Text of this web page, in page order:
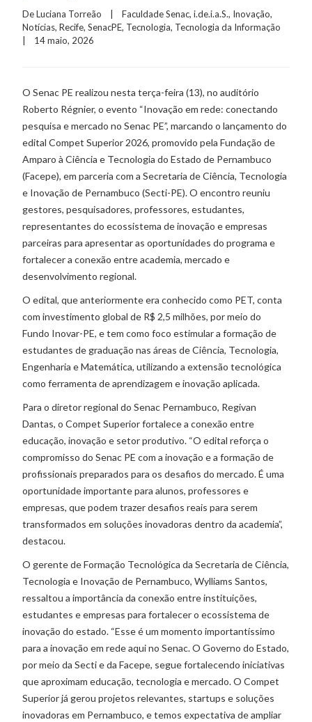
De Luciana Torreão
    |
Faculdade Senac, i.de.i.a.S., Inovação
Notícias, Recife, SenacPE, Tecnologia, Tecnologia da Informação
|    14 maio, 2026
O Senac PE realizou nesta terça-feira (13), no auditório
Roberto Régnier, o evento “Inovação em rede: conectando
pesquisa e mercado no Senac PE”, marcando o lançamento do
edital Compet Superior 2026, promovido pela Fundação de
Amparo à Ciência e Tecnologia do Estado de Pernambuco
(Facepe), em parceria com a Secretaria de Ciência, Tecnologia
e Inovação de Pernambuco (Secti-PE). O encontro reuniu
gestores, pesquisadores, professores, estudantes,
representantes do ecossistema de inovação e empresas
parceiras para apresentar as oportunidades do programa e
fortalecer a conexão entre academia, mercado e
desenvolvimento regional.
O edital, que anteriormente era conhecido como PET, conta
com investimento global de R$ 2,5 milhões, por meio do
Fundo Inovar-PE, e tem como foco estimular a formação de
estudantes de graduação nas áreas de Ciência, Tecnologia,
Engenharia e Matemática, utilizando a extensão tecnológica
como ferramenta de aprendizagem e inovação aplicada.
Para o diretor regional do Senac Pernambuco, Regivan
Dantas, o Compet Superior fortalece a conexão entre
educação, inovação e setor produtivo. “O edital reforça o
compromisso do Senac PE com a inovação e a formação de
profissionais preparados para os desafios do mercado. É uma
oportunidade importante para alunos, professores e
empresas, que podem trazer desafios reais para serem
transformados em soluções inovadoras dentro da academia”,
destacou.
O gerente de Formação Tecnológica da Secretaria de Ciência,
Tecnologia e Inovação de Pernambuco, Wylliams Santos,
ressaltou a importância da conexão entre instituições,
estudantes e empresas para fortalecer o ecossistema de
inovação do estado. “Esse é um momento importantíssimo
para a inovação em rede aqui no Senac. O Governo do Estado,
por meio da Secti e da Facepe, segue fortalecendo iniciativas
que aproximam educação, tecnologia e mercado. O Compet
Superior já gerou projetos relevantes, startups e soluções
inovadoras em Pernambuco, e temos expectativa de ampliar